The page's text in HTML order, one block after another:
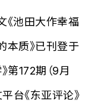
池田大作幸福
质》已刊登于
第172期（9月
台《东亚评论》